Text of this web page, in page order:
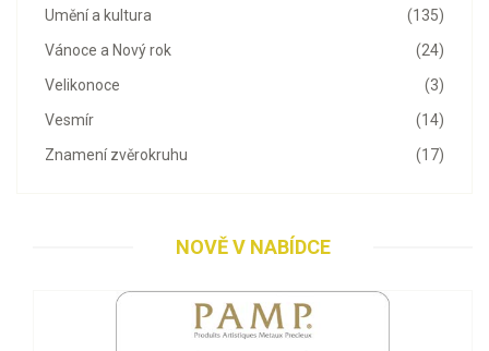
(135)
Umění a kultura
(24)
Vánoce a Nový rok
(3)
Velikonoce
(14)
Vesmír
(17)
Znamení zvěrokruhu
NOVĚ V NABÍDCE